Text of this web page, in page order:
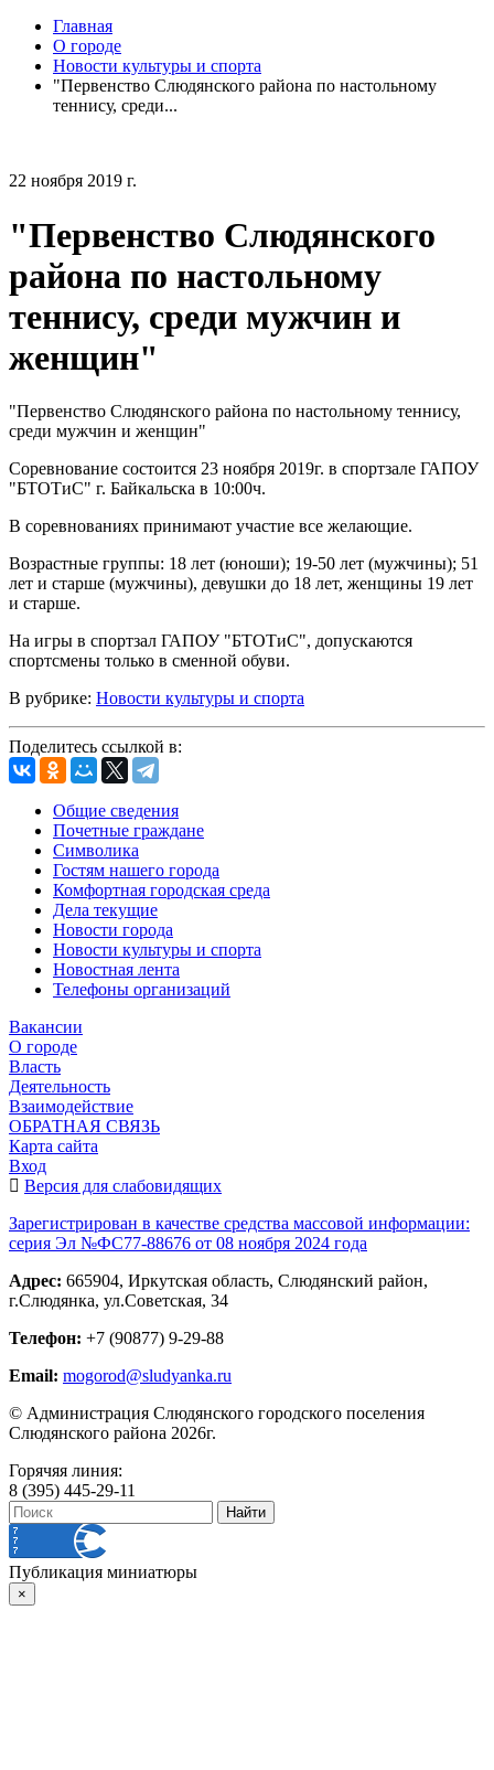
Главная
О городе
Новости культуры и спорта
"Первенство Слюдянского района по настольному
теннису, среди...
22 ноября 2019 г.
"Первенство Слюдянского
района по настольному
теннису, среди мужчин и
женщин"
"Первенство Слюдянского района по настольному теннису,
среди мужчин и женщин"
Соревнование состоится 23 ноября 2019г. в спортзале ГАПОУ
"БТОТиС" г. Байкальска в 10:00ч.
В соревнованиях принимают участие все желающие.
Возрастные группы: 18 лет (юноши); 19-50 лет (мужчины); 51
лет и старше (мужчины), девушки до 18 лет, женщины 19 лет
и старше.
На игры в спортзал ГАПОУ "БТОТиС", допускаются
спортсмены только в сменной обуви.
В рубрике: Новости культуры и спорта
Поделитесь ссылкой в:
Общие сведения
Почетные граждане
Символика
Гостям нашего города
Комфортная городская среда
Дела текущие
Новости города
Новости культуры и спорта
Новостная лента
Телефоны организаций
Вакансии
О городе
Власть
Деятельность
Взаимодействие
ОБРАТНАЯ СВЯЗЬ
Карта сайта
Вход
Версия для слабовидящих
Зарегистрирован в качестве средства массовой информации:
серия Эл №ФС77-88676 от 08 ноября 2024 года
Адрес: 665904, Иркутская область, Слюдянский район,
г.Слюдянка, ул.Советская, 34
Телефон: +7 (90877) 9-29-88
Email: mogorod@sludyanka.ru
© Администрация Слюдянского городского поселения
Слюдянского района 2026г.
Горячяя линия:
8 (395) 445-29-11
Публикация миниатюры
×